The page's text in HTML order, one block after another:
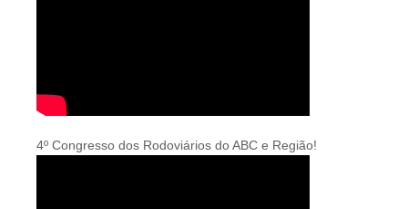
4º Congresso dos Rodoviários do ABC e Região!